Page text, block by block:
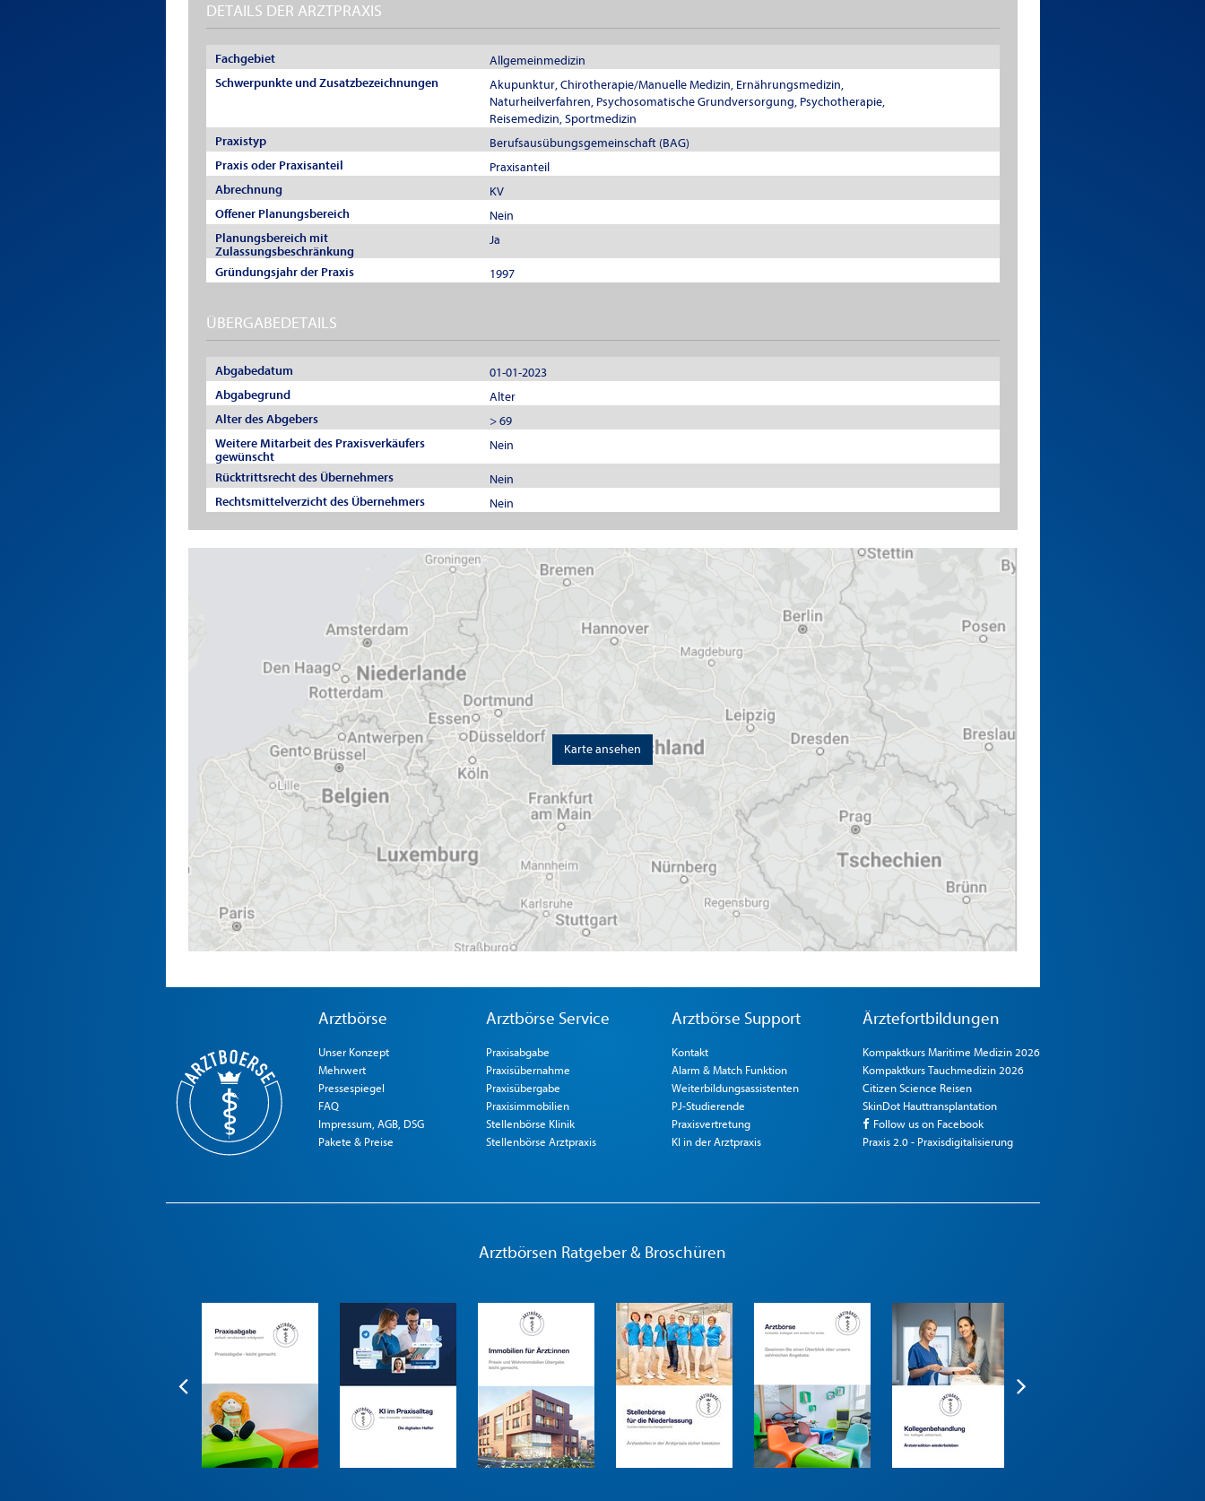
DETAILS DER ARZTPRAXIS
Fachgebiet
Allgemeinmedizin
Schwerpunkte und Zusatzbezeichnungen
Akupunktur, Chirotherapie/Manuelle Medizin, Ernährungsmedizin,
Naturheilverfahren, Psychosomatische Grundversorgung, Psychotherapie,
Reisemedizin, Sportmedizin
Praxistyp
Berufsausübungsgemeinschaft (BAG)
Praxis oder Praxisanteil
Praxisanteil
Abrechnung
KV
Offener Planungsbereich
Nein
Planungsbereich mit
Zulassungsbeschränkung
Ja
Gründungsjahr der Praxis 1997
ÜBERGABEDETAILS
Abgabedatum
01-01-2023
Abgabegrund
Alter
Alter des Abgebers
> 69
Weitere Mitarbeit des Praxisverkäufers
gewünscht
Nein
Rücktrittsrecht des Übernehmers
Nein
Rechtsmittelverzicht des Übernehmers
Nein
Karte ansehen
Arztbörse
Unser Konzept
Mehrwert
Pressespiegel
FAQ
Impressum, AGB, DSG
Pakete & Preise
Arztbörse Service
Praxisabgabe
Praxisübernahme
Praxisübergabe
Praxisimmobilien
Stellenbörse Klinik
Stellenbörse Arztpraxis
Arztbörse Support
Kontakt
Alarm & Match Funktion
Weiterbildungsassistenten
PJ-Studierende
Praxisvertretung
KI in der Arztpraxis
Ärztefortbildungen
Kompaktkurs Maritime Medizin 2026
Kompaktkurs Tauchmedizin 2026
Citizen Science Reisen
SkinDot Hauttransplantation
Follow us on Facebook
Praxis 2.0 - Praxisdigitalisierung
Arztbörsen Ratgeber & Broschüren